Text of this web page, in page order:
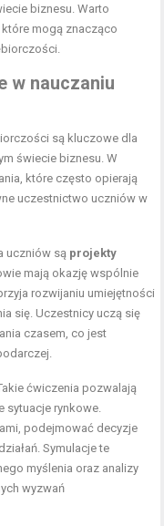
biznesu. Warto
mogą znacząco
w nauczaniu
są kluczowe dla
świecie biznesu. W
które często opierają
uczestnictwo uczniów w
uczniów są projekty
mają okazję wspólnie
rozwijaniu umiejętności
się. Uczestnicy uczą się
czasem, co jest
Takie ćwiczenia pozwalają
sytuacje rynkowe.
podejmować decyzje
Symulacje te
myślenia oraz analizy
wyzwań